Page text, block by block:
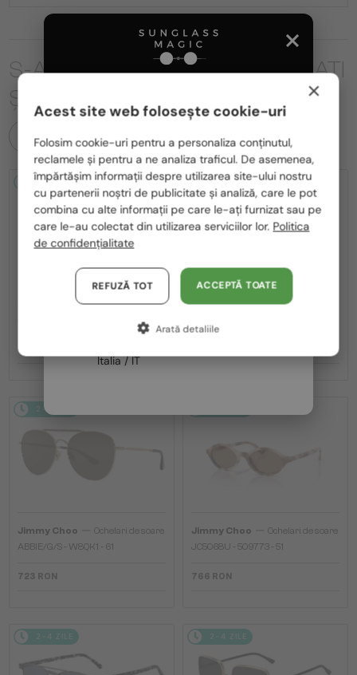
S-AR PUTEA SĂ FIȚI INTERESAȚI
ȘI DE
TOATE PRODUSELE
2-4 ZILE
Jimmy Choo—Ochelari de soare
795 RON
2-4 ZILE
Jimmy Choo—Ochelari de soare
2-4 ZILE
Jimmy Choo
Ochelari de soare
ABBIE/G/S - W8QK1 - 61
723 RON
Jimmy Choo
Ochelari de soare
JC5068U - 509773 - 51
766 RON
2-4 ZILE 2-4 ZILE
România / RO
Polska / PL
Magyarország / HU
United Arab Emirates / EN
Austria / AT
Germania / DE
Franța / FR
Italia / IT
×
Acest site web folosește cookie-uri
Folosim cookie-uri pentru a personaliza conținutul,
reclamele și pentru a ne analiza traficul. De asemenea,
împărtășim informații despre utilizarea site-ului nostru
cu partenerii noștri de publicitate și analiză, care le pot
combina cu alte informații pe care le-ați furnizat sau pe
care le-au colectat din utilizarea serviciilor lor. Politica
de confidențialitate
ACCEPTĂ TOATE
REFUZĂ TOT
Arată detaliile